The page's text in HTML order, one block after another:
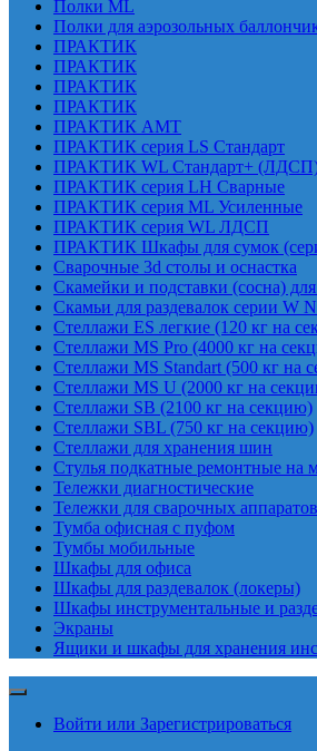
Полки ML
Полки для аэрозольных
ПРАКТИК
ПРАКТИК
ПРАКТИК
ПРАКТИК
ПРАКТИК AMT
ПРАКТИК cерия LS Стандарт
ПРАКТИК WL Стандарт+
ПРАКТИК серия LH Сварные
ПРАКТИК серия ML Усиленные
ПРАКТИК серия WL ЛДСП
ПРАКТИК Шкафы для сумок
Сварочные 3d столы и оснастка
Скамейки и подставки (сосна)
Скамьи для раздевалок серии W
Стеллажи ES легкие (120 кг на
Стеллажи MS Pro (4000 кг на
Стеллажи MS Standart (500 кг на
Стеллажи MS U (2000 кг на
Стеллажи SB (2100 кг на секцию)
Стеллажи SBL (750 кг на секцию)
Стеллажи для хранения шин
Стулья подкатные ремонтные на
Тележки диагностические
Тележки для сварочных аппаратов
Тумба офисная с пуфом
Тумбы мобильные
Шкафы для офиса
Шкафы для раздевалок (локеры)
Шкафы инструментальные и
Экраны
Ящики и шкафы для хранения
Войти или Зарегистрироваться